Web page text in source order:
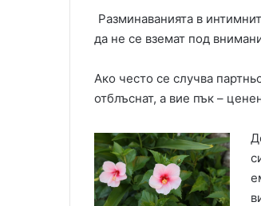
Разминаванията в
да не се вземат под
Ако често се случва
отблъснат, а вие пък –